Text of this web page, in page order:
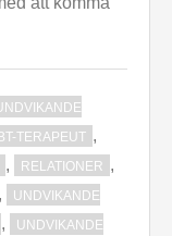
TERAPEUT ,
, RELATIONER ,
,
UNDVIKANDE
,
UNDVIKANDE